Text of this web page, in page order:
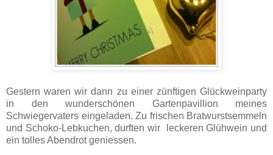
Gestern waren wir dann zu einer zünftigen Glückweinparty
in den wunderschönen Gartenpavillion meines
Schwiegervaters eingeladen. Zu frischen Bratwurstsemmeln
und Schoko-Lebkuchen, durften wir leckeren Glühwein und
ein tolles Abendrot geniessen.